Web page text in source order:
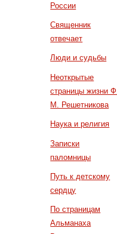
России
Священник
отвечает
Люди и судьбы
Неоткрытые
страницы жизни Ф.
М. Решетникова
Наука и религия
Записки
паломницы
Путь к детскому
сердцу
По страницам
Альманаха